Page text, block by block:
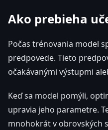
Ako prebieha
Počas trénovania model
predpovede. Tieto
očakávanými výstupmi
Keď sa model pomýli,
upravia jeho parametre.
mnohokrát v obrovských